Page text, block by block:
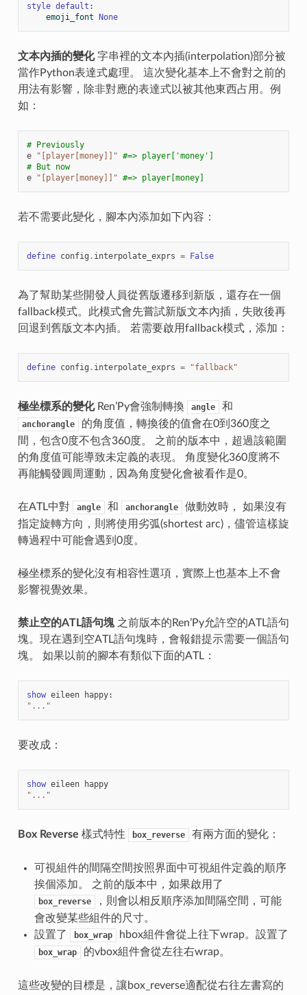
style default :
emoji_font None
文本內插的變化字串裡的文本內插(interpolation)部分被
當作Python表達式處理。 這次變化基本上不會對之前的
用法有影響，除非對應的表達式以被其他東西占用。例
如：
# Previously
e
"[player[money]]" #=> player['money']
# But now
e
"[player[money]]" #=> player[money]
若不需要此變化，腳本內添加如下內容：
define config . interpolate_exprs = False
為了幫助某些開發人員從舊版遷移到新版，還存在一個
fallback模式。此模式會先嘗試新版文本內插，失敗後再
回退到舊版文本內插。 若需要啟用fallback模式，添加：
define config . interpolate_exprs = "fallback"
極坐標系的變化Ren’Py會強制轉換 angle 和
anchorangle
的角度值，轉換後的值會在0到360度之
間，包含0度不包含360度。 之前的版本中，超過該範圍
的角度值可能導致未定義的表現。 角度變化360度將不
再能觸發圓周運動，因為角度變化會被看作是0。
在ATL中對 angle 和 anchorangle
做動效時， 如果沒有
指定旋轉方向，則將使用劣弧(shortest arc)，儘管這樣旋
轉過程中可能會遇到0度。
極坐標系的變化沒有相容性選項，實際上也基本上不會
影響視覺效果。
禁止空的ATL語句塊之前版本的Ren’Py允許空的ATL語句
塊。現在遇到空ATL語句塊時，會報錯提示需要一個語句
塊。 如果以前的腳本有類似下面的ATL：
show eileen happy:
"..."
要改成：
show eileen
happy
"..."
Box Reverse 樣式特性 box_reverse 有兩方面的變化：
可視組件的間隔空間按照界面中可視組件定義的順序
挨個添加。 之前的版本中，如果啟用了
box_reverse
，則會以相反順序添加間隔空間，可能
會改變某些組件的尺寸。
設置了
box_wrap hbox組件會從上往下wrap。設置了
box_wrap 的vbox組件會從左往右wrap。
這些改變的目標是，讓box_reverse適配從右往左書寫的